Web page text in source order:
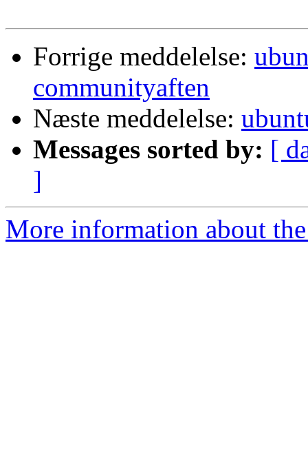
Forrige meddelelse:
communityaften
Næste meddelelse:
Messages sorted by: [
]
More information about